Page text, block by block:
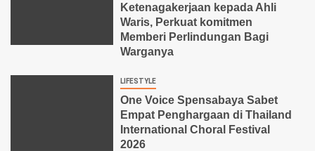
Ketenagakerjaan kepada Ahli
Waris, Perkuat komitmen
Memberi Perlindungan Bagi
Warganya
LIFESTYLE
One Voice Spensabaya Sabet
Empat Penghargaan di Thailand
International Choral Festival
2026